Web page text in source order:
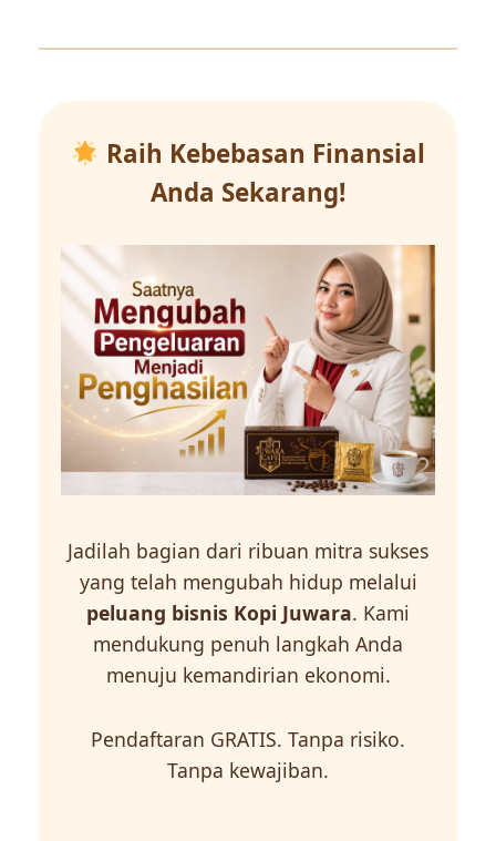
Raih Kebebasan Finansial
Anda Sekarang!
Jadilah bagian dari ribuan mitra sukses
yang telah mengubah hidup melalui
peluang bisnis Kopi Juwara. Kami
mendukung penuh langkah Anda
menuju kemandirian ekonomi.
Pendaftaran GRATIS. Tanpa risiko.
Tanpa kewajiban.